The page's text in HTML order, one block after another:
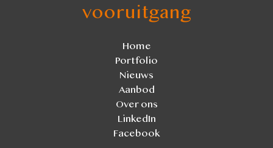
vooruitgang
Home
Portfolio
Nieuws
Aanbod
Over ons
LinkedIn
Facebook